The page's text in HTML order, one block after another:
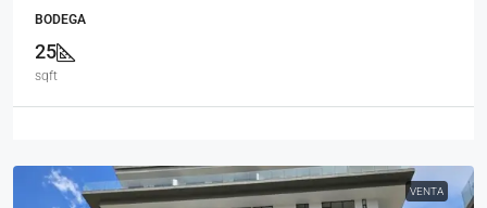
BODEGA
25
sqft
VENTA